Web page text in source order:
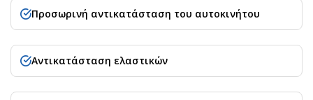
Προσωρινή αντικατάσταση του αυτοκινήτου
Αντικατάσταση ελαστικών